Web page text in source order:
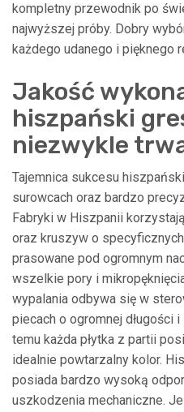
kompletny przewodnik po
najwyższej próby. Dobry
każdego udanego i pięknego
Jakość
hiszpański
niezwykle
Tajemnica sukcesu
surowcach oraz bardzo
Fabryki w Hiszpanii
oraz kruszyw o
prasowane pod ogromnym
wszelkie pory i
wypalania odbywa się w
piecach o ogromnej długości
temu każda płytka z partii
idealnie powtarzalny kolor.
posiada bardzo wysoką
uszkodzenia mechaniczne.